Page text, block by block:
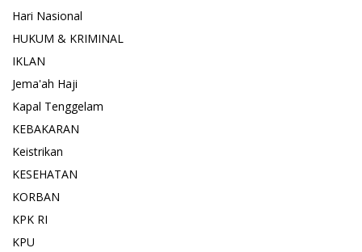
Hari Nasional
HUKUM & KRIMINAL
IKLAN
Jema'ah Haji
Kapal Tenggelam
KEBAKARAN
Keistrikan
KESEHATAN
KORBAN
KPK RI
KPU